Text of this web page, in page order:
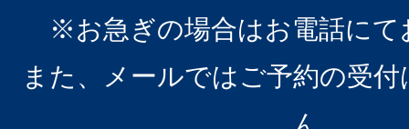
※お急ぎの場合はお電話にて
また、メールではご予約の受